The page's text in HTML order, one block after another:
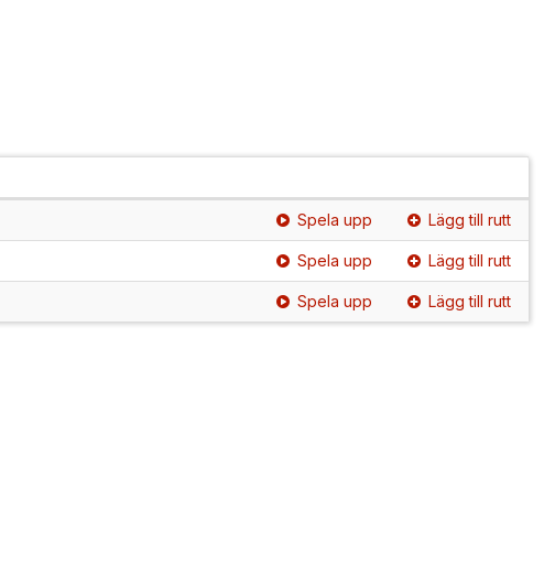
Spela upp Lägg till rutt
Spela upp Lägg till rutt
Spela upp Lägg till rutt